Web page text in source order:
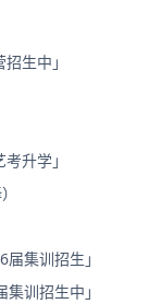
生中」
升学」
集训招生」
训招生中」